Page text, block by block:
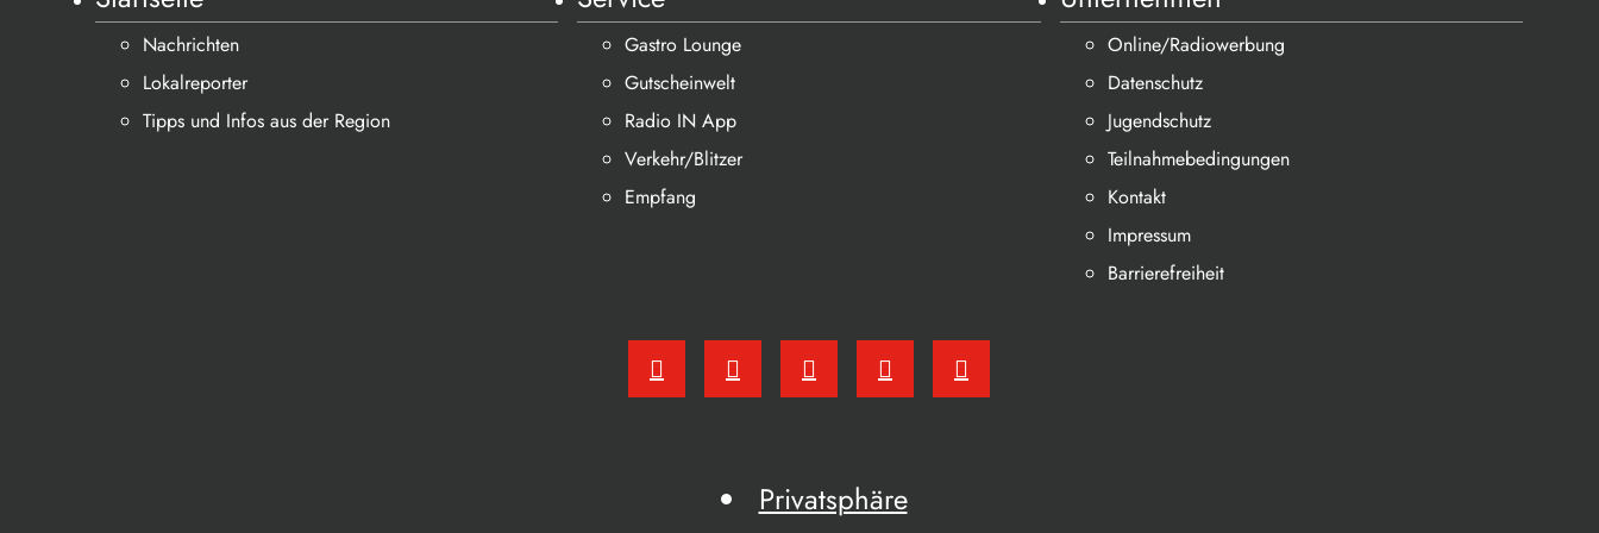
Nachrichten
Lokalreporter
Tipps und Infos aus der Region
Gastro Lounge
Gutscheinwelt
Radio IN App
Verkehr/Blitzer
Empfang
Online/Radiowerbung
Datenschutz
Jugendschutz
Teilnahmebedingungen
Kontakt
Impressum
Barrierefreiheit
Privatsphäre